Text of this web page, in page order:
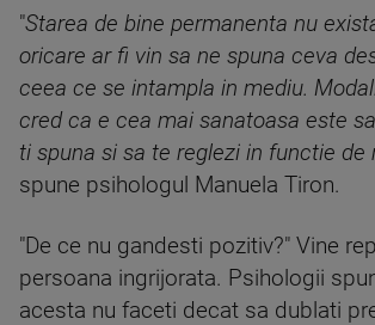
"Starea de bine permanenta nu
oricare ar fi vin sa ne spuna ceva
ceea ce se intampla in mediu.
cred ca e cea mai sanatoasa este
ti spuna si sa te reglezi in functie de
spune psihologul Manuela Tiron.
"De ce nu gandesti pozitiv?" Vine
persoana ingrijorata. Psihologii
acesta nu faceti decat sa dublati